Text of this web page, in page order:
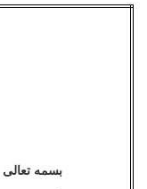
بسمه تعالی